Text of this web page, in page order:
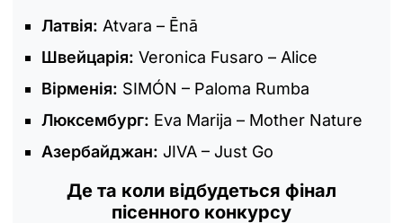
Латвія: Atvara – Ēnā
Швейцарія: Veronica Fusaro – Alice
Вірменія: SIMÓN – Paloma Rumba
Люксембург: Eva Marija – Mother Nature
Азербайджан: JIVA – Just Go
Де та коли відбудеться фінал
пісенного конкурсу